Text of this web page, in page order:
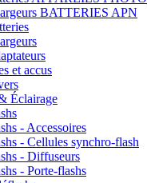
BATTERIES APN
et accus
Éclairage
- Accessoires
- Cellules synchro-flash
- Diffuseurs
- Porte-flashs